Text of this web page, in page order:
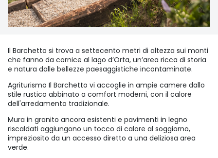
Il Barchetto si trova a settecento metri di altezza sui monti
che fanno da cornice al lago d’Orta, un’area ricca di storia
e natura dalle bellezze paesaggistiche incontaminate.
Agriturismo Il Barchetto vi accoglie in ampie camere dallo
stile rustico abbinato a comfort moderni, con il calore
dell'arredamento tradizionale.
Mura in granito ancora esistenti e pavimenti in legno
riscaldati aggiungono un tocco di calore al soggiorno,
impreziosito da un accesso diretto a una deliziosa area
verde.